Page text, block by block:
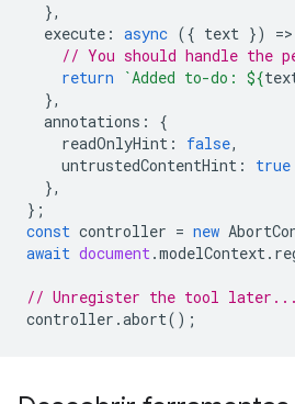
},
execute : async ({ text }) =>
// You should handle the
return
`Added to-do: ${
},
annotations :
{
readOnlyHint : false,
untrustedContentHint :
true
},
};
const controller = new
await document.modelContext.
// Unregister the tool later...
controller .abort();